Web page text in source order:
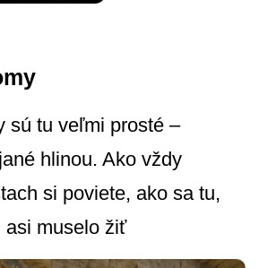
sú tu veľmi prosté –
hlinou. Ako vždy
si poviete, ako sa tu,
asi muselo žiť